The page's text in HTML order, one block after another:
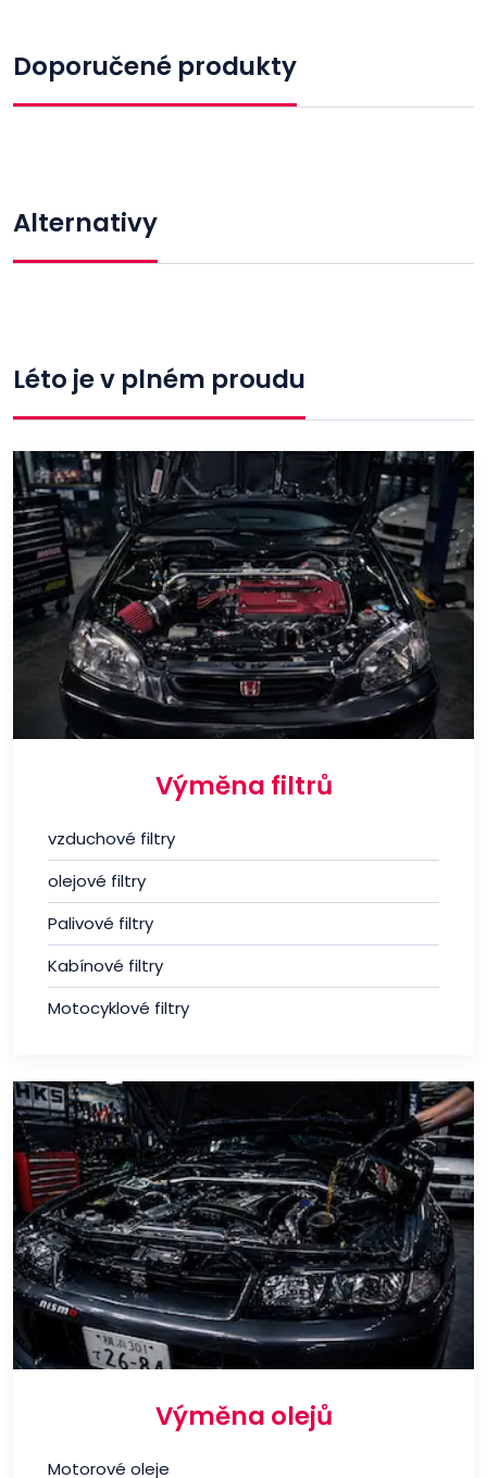
Doporučené produkty
Alternativy
Léto je v plném proudu
Výměna filtrů
vzduchové filtry
olejové filtry
Palivové filtry
Kabínové filtry
Motocyklové filtry
Výměna olejů
Motorové oleje